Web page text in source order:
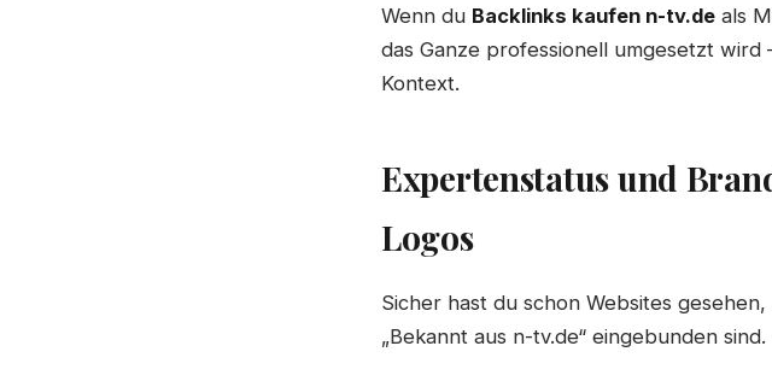
Wenn du Backlinks kaufen n-tv.de als
das Ganze professionell umgesetzt
Kontext.
Expertenstatus und
Logos
Sicher hast du schon Websites
„Bekannt aus n-tv.de“ eingebunden